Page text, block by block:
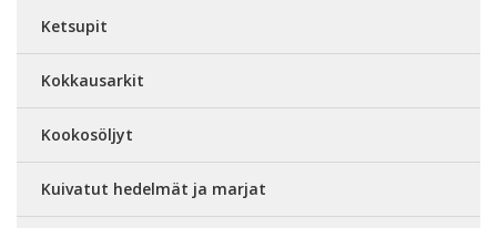
Ketsupit
Kokkausarkit
Kookosöljyt
Kuivatut hedelmät ja marjat